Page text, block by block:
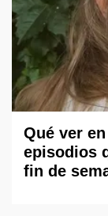
Qué ver
episodios
fin de